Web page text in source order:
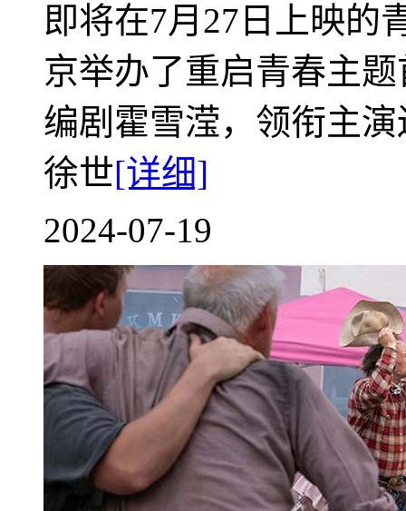
即将在7月27日上映的
京举办了重启青春主
编剧霍雪滢，领衔主
徐世[详细]
2024-07-19